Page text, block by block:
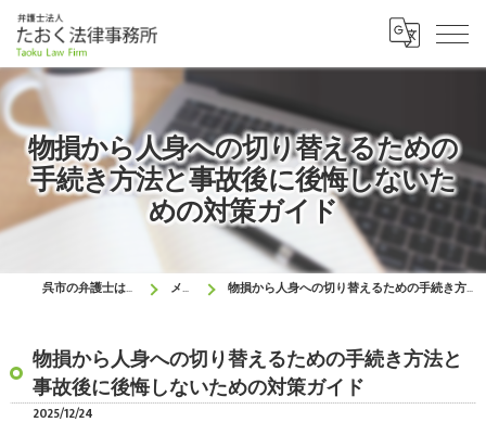
物損から人身への切り替えるための
手続き方法と事故後に後悔しないた
めの対策ガイド
呉市の弁護士はたおく法律事務所 メディア 物損から人身への切り替えるための手続き方法と事故後に後悔しないための対策ガイド
物損から人身への切り替えるための手続き方法と
事故後に後悔しないための対策ガイド
2025/12/24